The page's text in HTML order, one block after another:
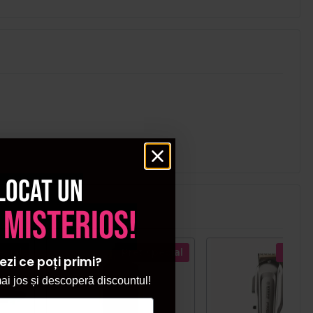
Pret special
un
ce poți primi?
jos și descoperă discountul!